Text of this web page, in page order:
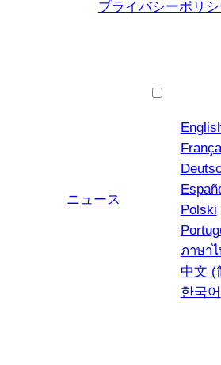
プライバシーポリ
ニュース
Polski
ภาษา
中文 (
한국어